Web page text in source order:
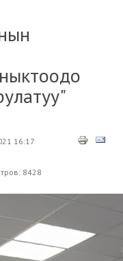
16:17
8428